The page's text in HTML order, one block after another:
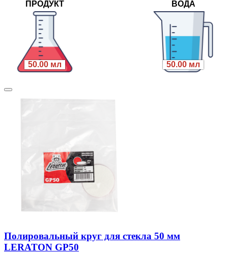
ПРОДУКТ
50.00 мл
ВОДА
50.00 мл
Полировальный круг для стекла 50 мм
LERATON GP50